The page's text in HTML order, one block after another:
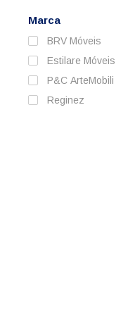
Marca
BRV Móveis
Estilare Móveis
P&C ArteMobili
Reginez